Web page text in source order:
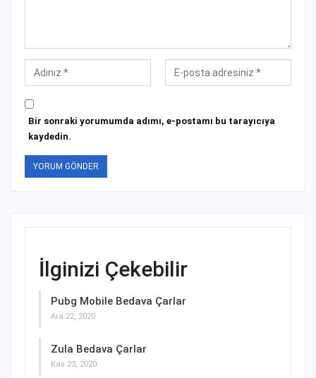
Bir sonraki yorumumda adımı, e-postamı bu tarayıcıya
kaydedin.
İlginizi Çekebilir
Pubg Mobile Bedava Çarlar
Ara 22, 2020
Zula Bedava Çarlar
Kas 23, 2020